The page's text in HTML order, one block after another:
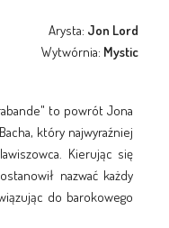
Arysta: Jon Lord
Wytwórnia: Mystic
to powrót Jona
który najwyraźniej
Kierując się
nazwać każdy
do barokowego